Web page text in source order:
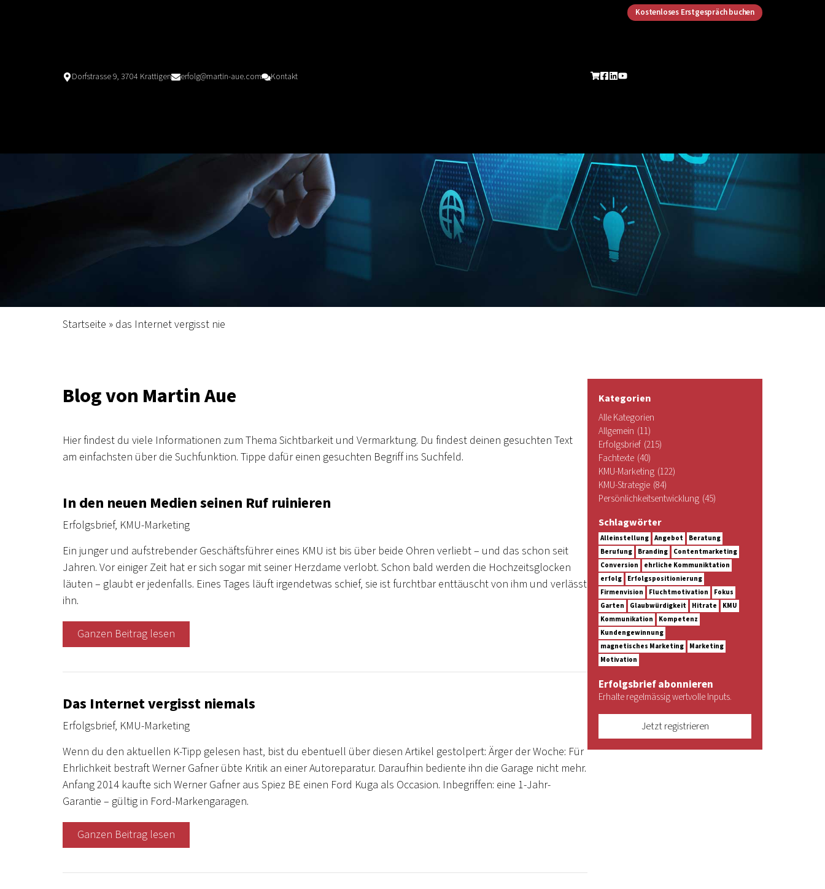
Dorfstrasse 9, 3704 Krattigen erfolg@martin-aue.com Kontakt
Kostenloses Erstgespräch buchen
Startseite » das Internet vergisst nie
Blog von Martin Aue
Hier findest du viele Informationen zum Thema Sichtbarkeit und Vermarktung. Du findest deinen gesuchten Text
am einfachsten über die Suchfunktion. Tippe dafür einen gesuchten Begriff ins Suchfeld.
In den neuen Medien seinen Ruf ruinieren
Erfolgsbrief, KMU-Marketing
Ein junger und aufstrebender Geschäftsführer eines KMU ist bis über beide Ohren verliebt – und das schon seit
Jahren. Vor einiger Zeit hat er sich sogar mit seiner Herzdame verlobt. Schon bald werden die Hochzeitsglocken
läuten – glaubt er jedenfalls. Eines Tages läuft irgendetwas schief, sie ist furchtbar enttäuscht von ihm und verlässt
ihn.
Ganzen Beitrag lesen
Das Internet vergisst niemals
Erfolgsbrief, KMU-Marketing
Wenn du den aktuellen K-Tipp gelesen hast, bist du ebentuell über diesen Artikel gestolpert: Ärger der Woche: Für
Ehrlichkeit bestraft Werner Gafner übte Kritik an einer Autoreparatur. Daraufhin bediente ihn die Garage nicht mehr.
Anfang 2014 kaufte sich Werner Gafner aus Spiez BE einen Ford Kuga als Occasion. Inbegriffen: eine 1-Jahr-
Garantie – gültig in Ford-Markengaragen.
Ganzen Beitrag lesen
Kategorien
Alle Kategorien
Allgemein (11)
Erfolgsbrief (215)
Fachtexte (40)
KMU-Marketing (122)
KMU-Strategie (84)
Persönlichkeitsentwicklung (45)
Schlagwörter
Alleinstellung Angebot
Beratung
Berufung
Branding
Contentmarketing
Conversion
ehrliche Kommuniktation
erfolg
Erfolgspositionierung
Firmenvision
Fluchtmotivation
Fokus
Garten
Glaubwürdigkeit Hitrate
KMU
Kommunikation
Kompetenz
Kundengewinnung
magnetisches Marketing
Marketing
Motivation
Erfolgsbrief abonnieren
Erhalte regelmässig wertvolle Inputs.
Jetzt registrieren